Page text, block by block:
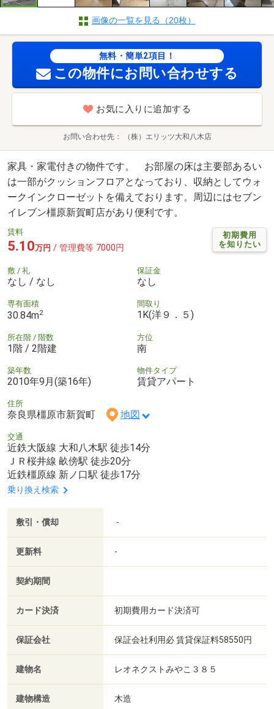
画像の一覧を見る（20枚）
無料・簡単2項目！
この物件にお問い合わせする
お気に入りに追加する
お問い合わせ先 （株）エリッツ大和八木店
家具・家電付きの物件です。 お部屋の床は主要部あるい
は一部がクッションフロアとなっており、収納としてウォ
ークインクローゼットを備えております。周辺にはセブン
イレブン橿原新賀町店があり便利です。
初期費用
を知りたい
賃料
5.10万円 / 管理費等 7000円
敷 / 礼
なし / なし
保証金
なし
専有面積
30.84m2
間取り
1K(洋９．５)
所在階 / 階数
1階 / 2階建
方位
南
築年数
2010年9月(築16年)
物件タイプ
賃貸アパート
住所
奈良県橿原市新賀町 地図
交通
近鉄大阪線 大和八木駅 徒歩14分
ＪＲ桜井線 畝傍駅 徒歩20分
近鉄橿原線 新ノ口駅 徒歩17分
乗り換え検索
敷引・償却 -
更新料 -
契約期間
カード決済 初期費用カード決済可
保証会社 保証会社利用必 賃貸保証料58550円
建物名 レオネクストみやこ３８５
建物構造 木造